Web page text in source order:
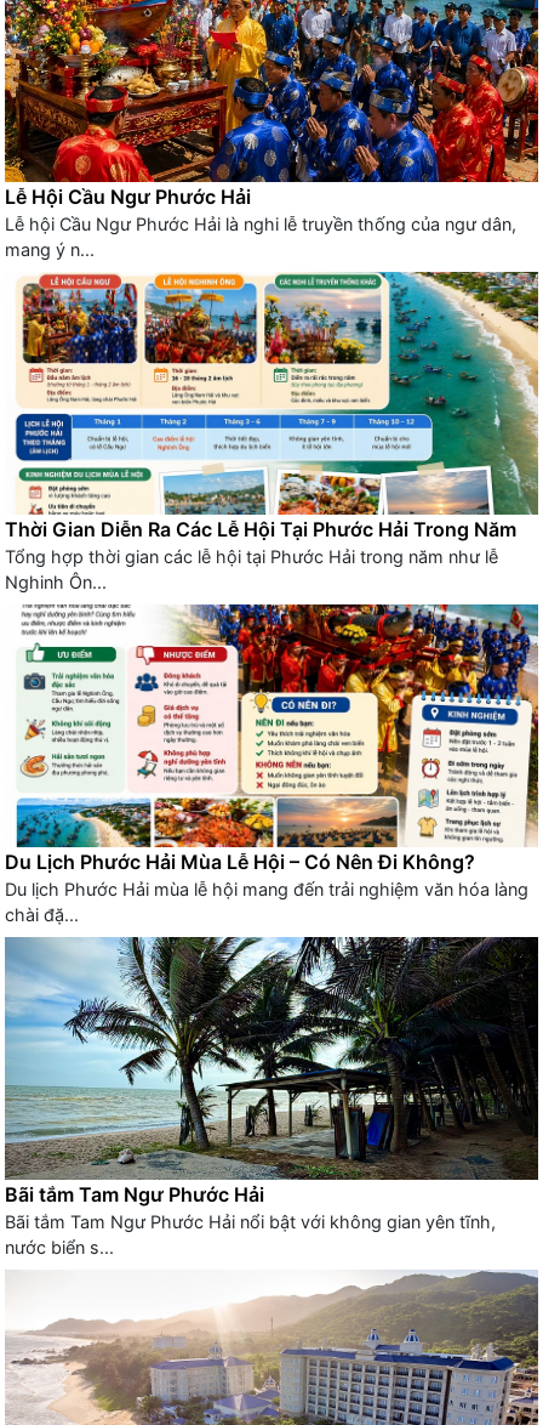
Lễ Hội Cầu Ngư Phước Hải
Lễ hội Cầu Ngư Phước Hải là nghi lễ truyền thống của ngư dân,
mang ý n...
Thời Gian Diễn Ra Các Lễ Hội Tại Phước Hải Trong Năm
Tổng hợp thời gian các lễ hội tại Phước Hải trong năm như lễ
Nghinh Ôn...
Du Lịch Phước Hải Mùa Lễ Hội – Có Nên Đi Không?
Du lịch Phước Hải mùa lễ hội mang đến trải nghiệm văn hóa làng
chài đặ...
Bãi tắm Tam Ngư Phước Hải
Bãi tắm Tam Ngư Phước Hải nổi bật với không gian yên tĩnh,
nước biển s...